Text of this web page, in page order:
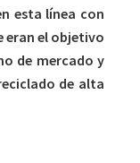
esta línea con
eran el objetivo
de mercado y
de alta